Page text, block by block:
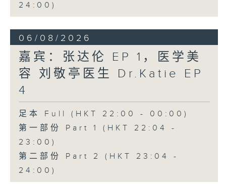
24:00)
06/08/2026
嘉宾：张达伦 EP 1，医学美
容 刘敬亭医生 Dr.Katie EP
4
足本 Full (HKT 22:00 - 00:00)
第一部份 Part 1 (HKT 22:04 -
23:00)
第二部份 Part 2 (HKT 23:04 -
24:00)